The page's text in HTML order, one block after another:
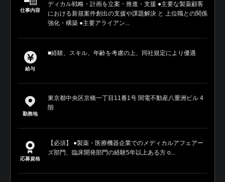
仕事内容
ディカル戦略・計画を立案・推進・支援 ●主要な製薬顧客
における新規案件創出の支援や課題解決 と 上位職との関係
強化・構築 ●主要アライアン...
給与
■経験、スキル、年齢を考慮の上、同社規定により優遇
勤務地
東京都中央区京橋一丁目11番1号 関電不動産八重洲ビル 4
階
応募資格
【必須】 ●製薬・医療機器企業でのメディカルアフェアー
ズ部門、臨床開発部門の経験5年以上ある方 o...